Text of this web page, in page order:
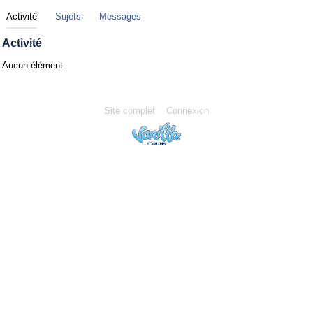
Activité Sujets Messages
Activité
Aucun élément.
Site complet Connexion